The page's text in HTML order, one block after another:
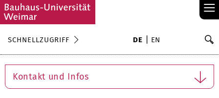
≡
SCHNELLZUGRIFF DE EN
Kontakt und Infos